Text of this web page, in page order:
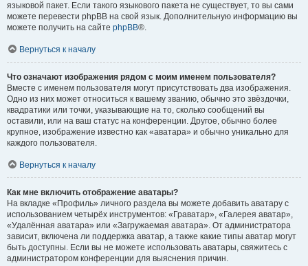
языковой пакет. Если такого языкового пакета не существует, то вы сами
можете перевести phpBB на свой язык. Дополнительную информацию вы
можете получить на сайте phpBB®.
Вернуться к началу
Что означают изображения рядом с моим именем пользователя?
Вместе с именем пользователя могут присутствовать два изображения.
Одно из них может относиться к вашему званию, обычно это звёздочки,
квадратики или точки, указывающие на то, сколько сообщений вы
оставили, или на ваш статус на конференции. Другое, обычно более
крупное, изображение известно как «аватара» и обычно уникально для
каждого пользователя.
Вернуться к началу
Как мне включить отображение аватары?
На вкладке «Профиль» личного раздела вы можете добавить аватару с
использованием четырёх инструментов: «Граватар», «Галерея аватар»,
«Удалённая аватара» или «Загружаемая аватара». От администратора
зависит, включена ли поддержка аватар, а также какие типы аватар могут
быть доступны. Если вы не можете использовать аватары, свяжитесь с
администратором конференции для выяснения причин.